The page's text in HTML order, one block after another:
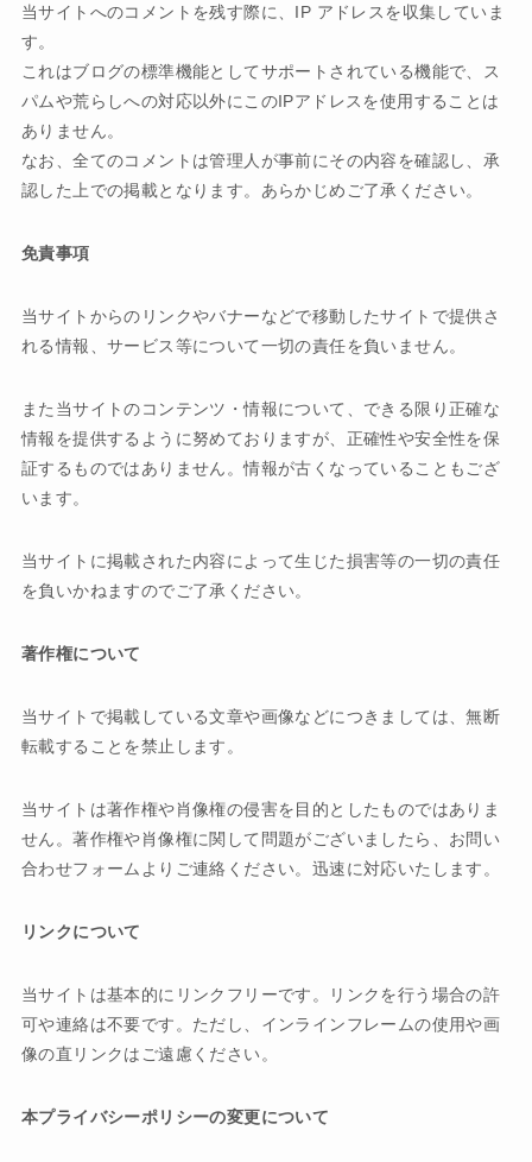
当サイトへのコメントを残す際に、IP アドレスを収集していま
す。
これはブログの標準機能としてサポートされている機能で、ス
パムや荒らしへの対応以外にこのIPアドレスを使用することは
ありません。
なお、全てのコメントは管理人が事前にその内容を確認し、承
認した上での掲載となります。あらかじめご了承ください。
免責事項
当サイトからのリンクやバナーなどで移動したサイトで提供さ
れる情報、サービス等について一切の責任を負いません。
また当サイトのコンテンツ・情報について、できる限り正確な
情報を提供するように努めておりますが、正確性や安全性を保
証するものではありません。情報が古くなっていることもござ
います。
当サイトに掲載された内容によって生じた損害等の一切の責任
を負いかねますのでご了承ください。
著作権について
当サイトで掲載している文章や画像などにつきましては、無断
転載することを禁止します。
当サイトは著作権や肖像権の侵害を目的としたものではありま
せん。著作権や肖像権に関して問題がございましたら、お問い
合わせフォームよりご連絡ください。迅速に対応いたします。
リンクについて
当サイトは基本的にリンクフリーです。リンクを行う場合の許
可や連絡は不要です。ただし、インラインフレームの使用や画
像の直リンクはご遠慮ください。
本プライバシーポリシーの変更について